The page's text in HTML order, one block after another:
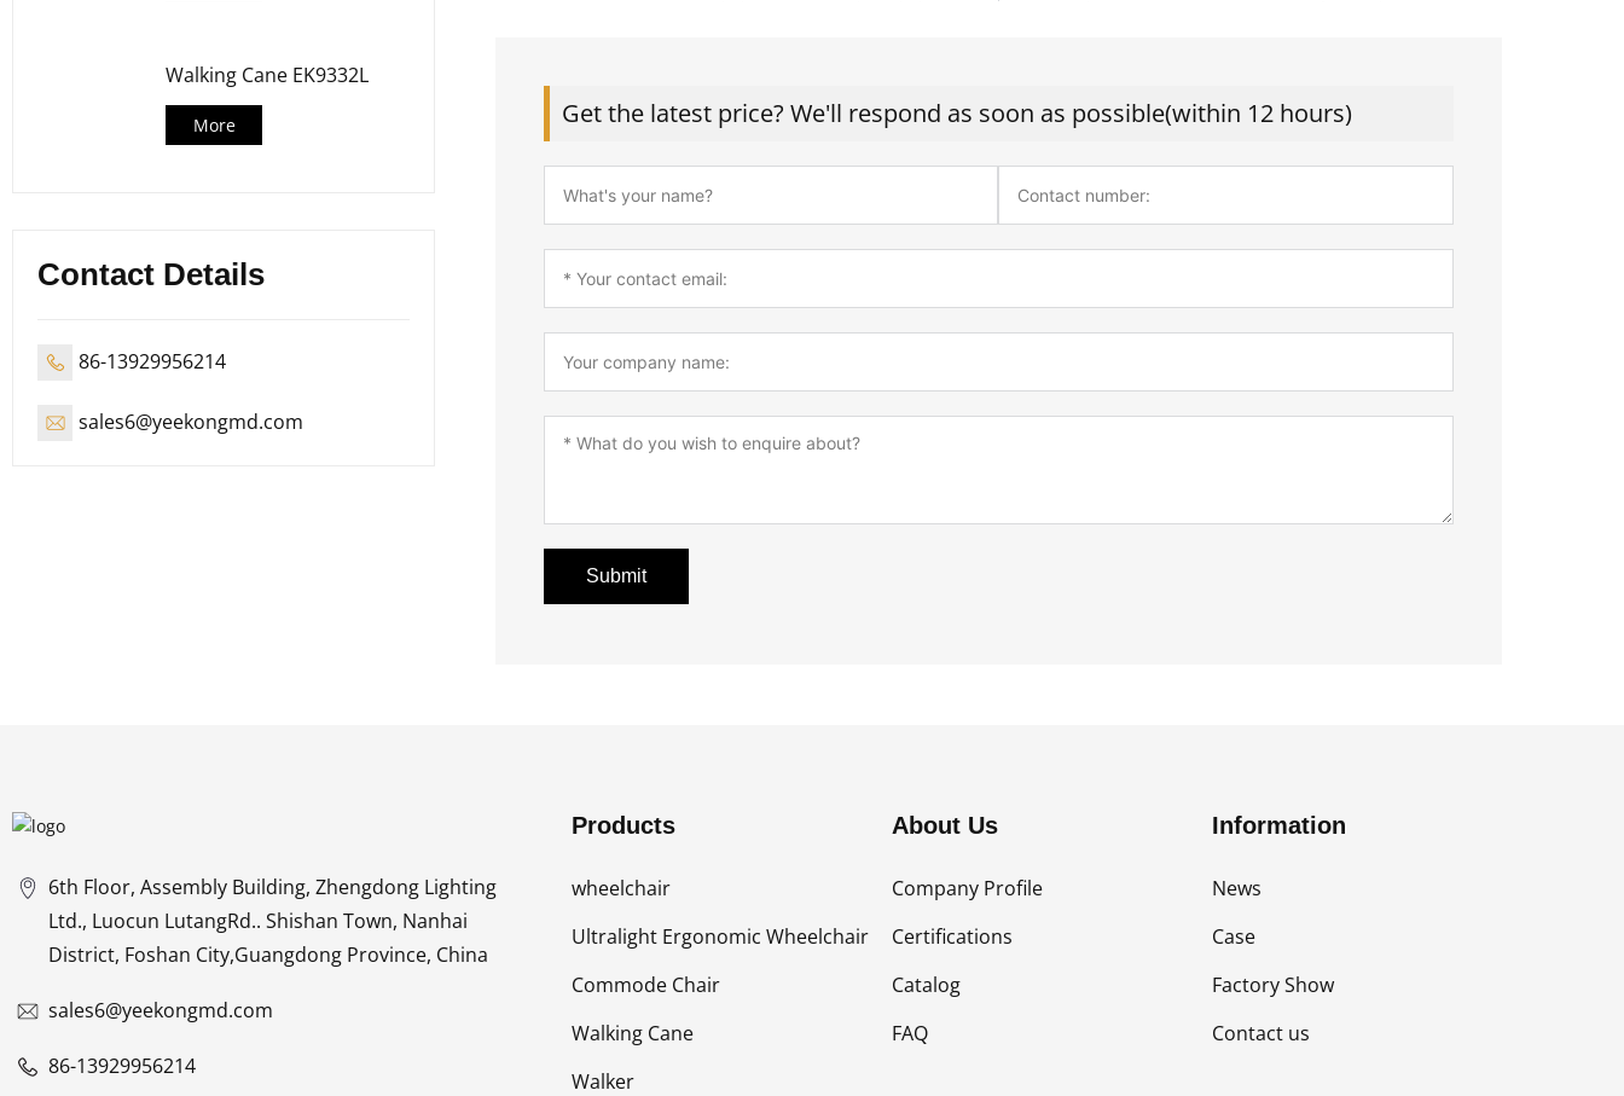
Walking Cane EK9332L
More
Contact Details
86-13929956214
sales6@yeekongmd.com
Get the latest price? We'll respond as soon as possible(within 12 hours)
Submit
6th Floor, Assembly Building, Zhengdong Lighting
Ltd., Luocun LutangRd.. Shishan Town, Nanhai
District, Foshan City,Guangdong Province, China
sales6@yeekongmd.com
86-13929956214
Products
wheelchair
Ultralight Ergonomic Wheelchair
Commode Chair
Walking Cane
Walker
About Us
Company Profile
Certifications
Catalog
FAQ
Information
News
Case
Factory Show
Contact us